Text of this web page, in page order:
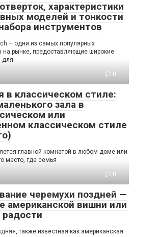
характеристики
моделей и тонкости
инструментов
– одни из самых популярных
на рынке, предоставляющие широкие
для
0
в классическом стиле:
зала в
или
классическом стиле
главной комнатой в любом доме или
место, где семья
0
черемухи поздней —
американской вишни или
радости
также известная как американская